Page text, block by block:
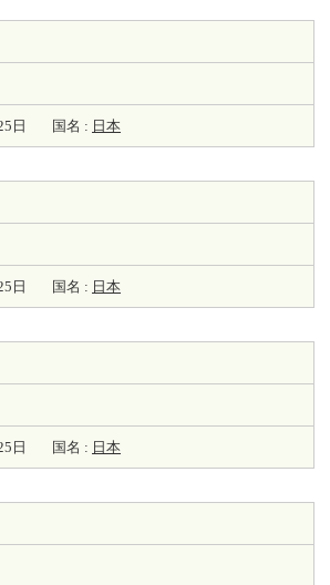
日 国名 : 日本
日 国名 : 日本
日 国名 : 日本